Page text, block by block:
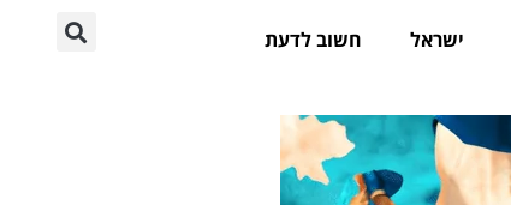
ישראל חשוב לדעת